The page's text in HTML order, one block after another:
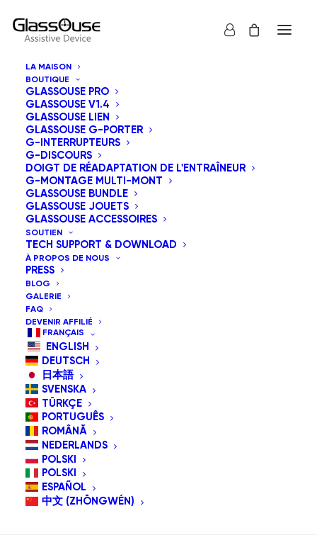
LA MAISON
BOUTIQUE
GLASSOUSE PRO
GLASSOUSE V1.4
GLASSOUSE LIEN
GLASSOUSE G-PORTER
G-INTERRUPTEURS
G-DISCOURS
DOIGT DE RÉADAPTATION DE L'ENTRAÎNEUR
G-MONTAGE MULTI-MONT
GLASSOUSE BUNDLE
GLASSOUSE JOUETS
GLASSOUSE ACCESSOIRES
SOUTIEN
TECH SUPPORT & DOWNLOAD
À PROPOS DE NOUS
PRESS
BLOG
GALERIE
FAQ
DEVENIR AFFILIÉ
FRANÇAIS
ENGLISH
DEUTSCH
日本語
SVENSKA
TÜRKÇE
PORTUGUÊS
ROMÂNĂ
NEDERLANDS
POLSKI
POLSKI
ESPAÑOL
中文 (ZHŌNGWÉN)
TABLEAU DE BORD AFFILIÉ
Se Connecter
Identifiant ou e-mail
Mot de passe
Se souvenir de moi
Mot de passe perdu ?